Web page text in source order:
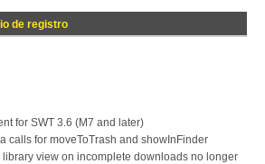
de registro
for SWT 3.6 (M7 and later)
calls for moveToTrash and showInFinder
library view on incomplete downloads no longer